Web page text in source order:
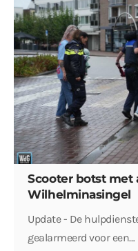
Scooter botst met
Wilhelminasingel
Update - De
gealarmeerd voor een…